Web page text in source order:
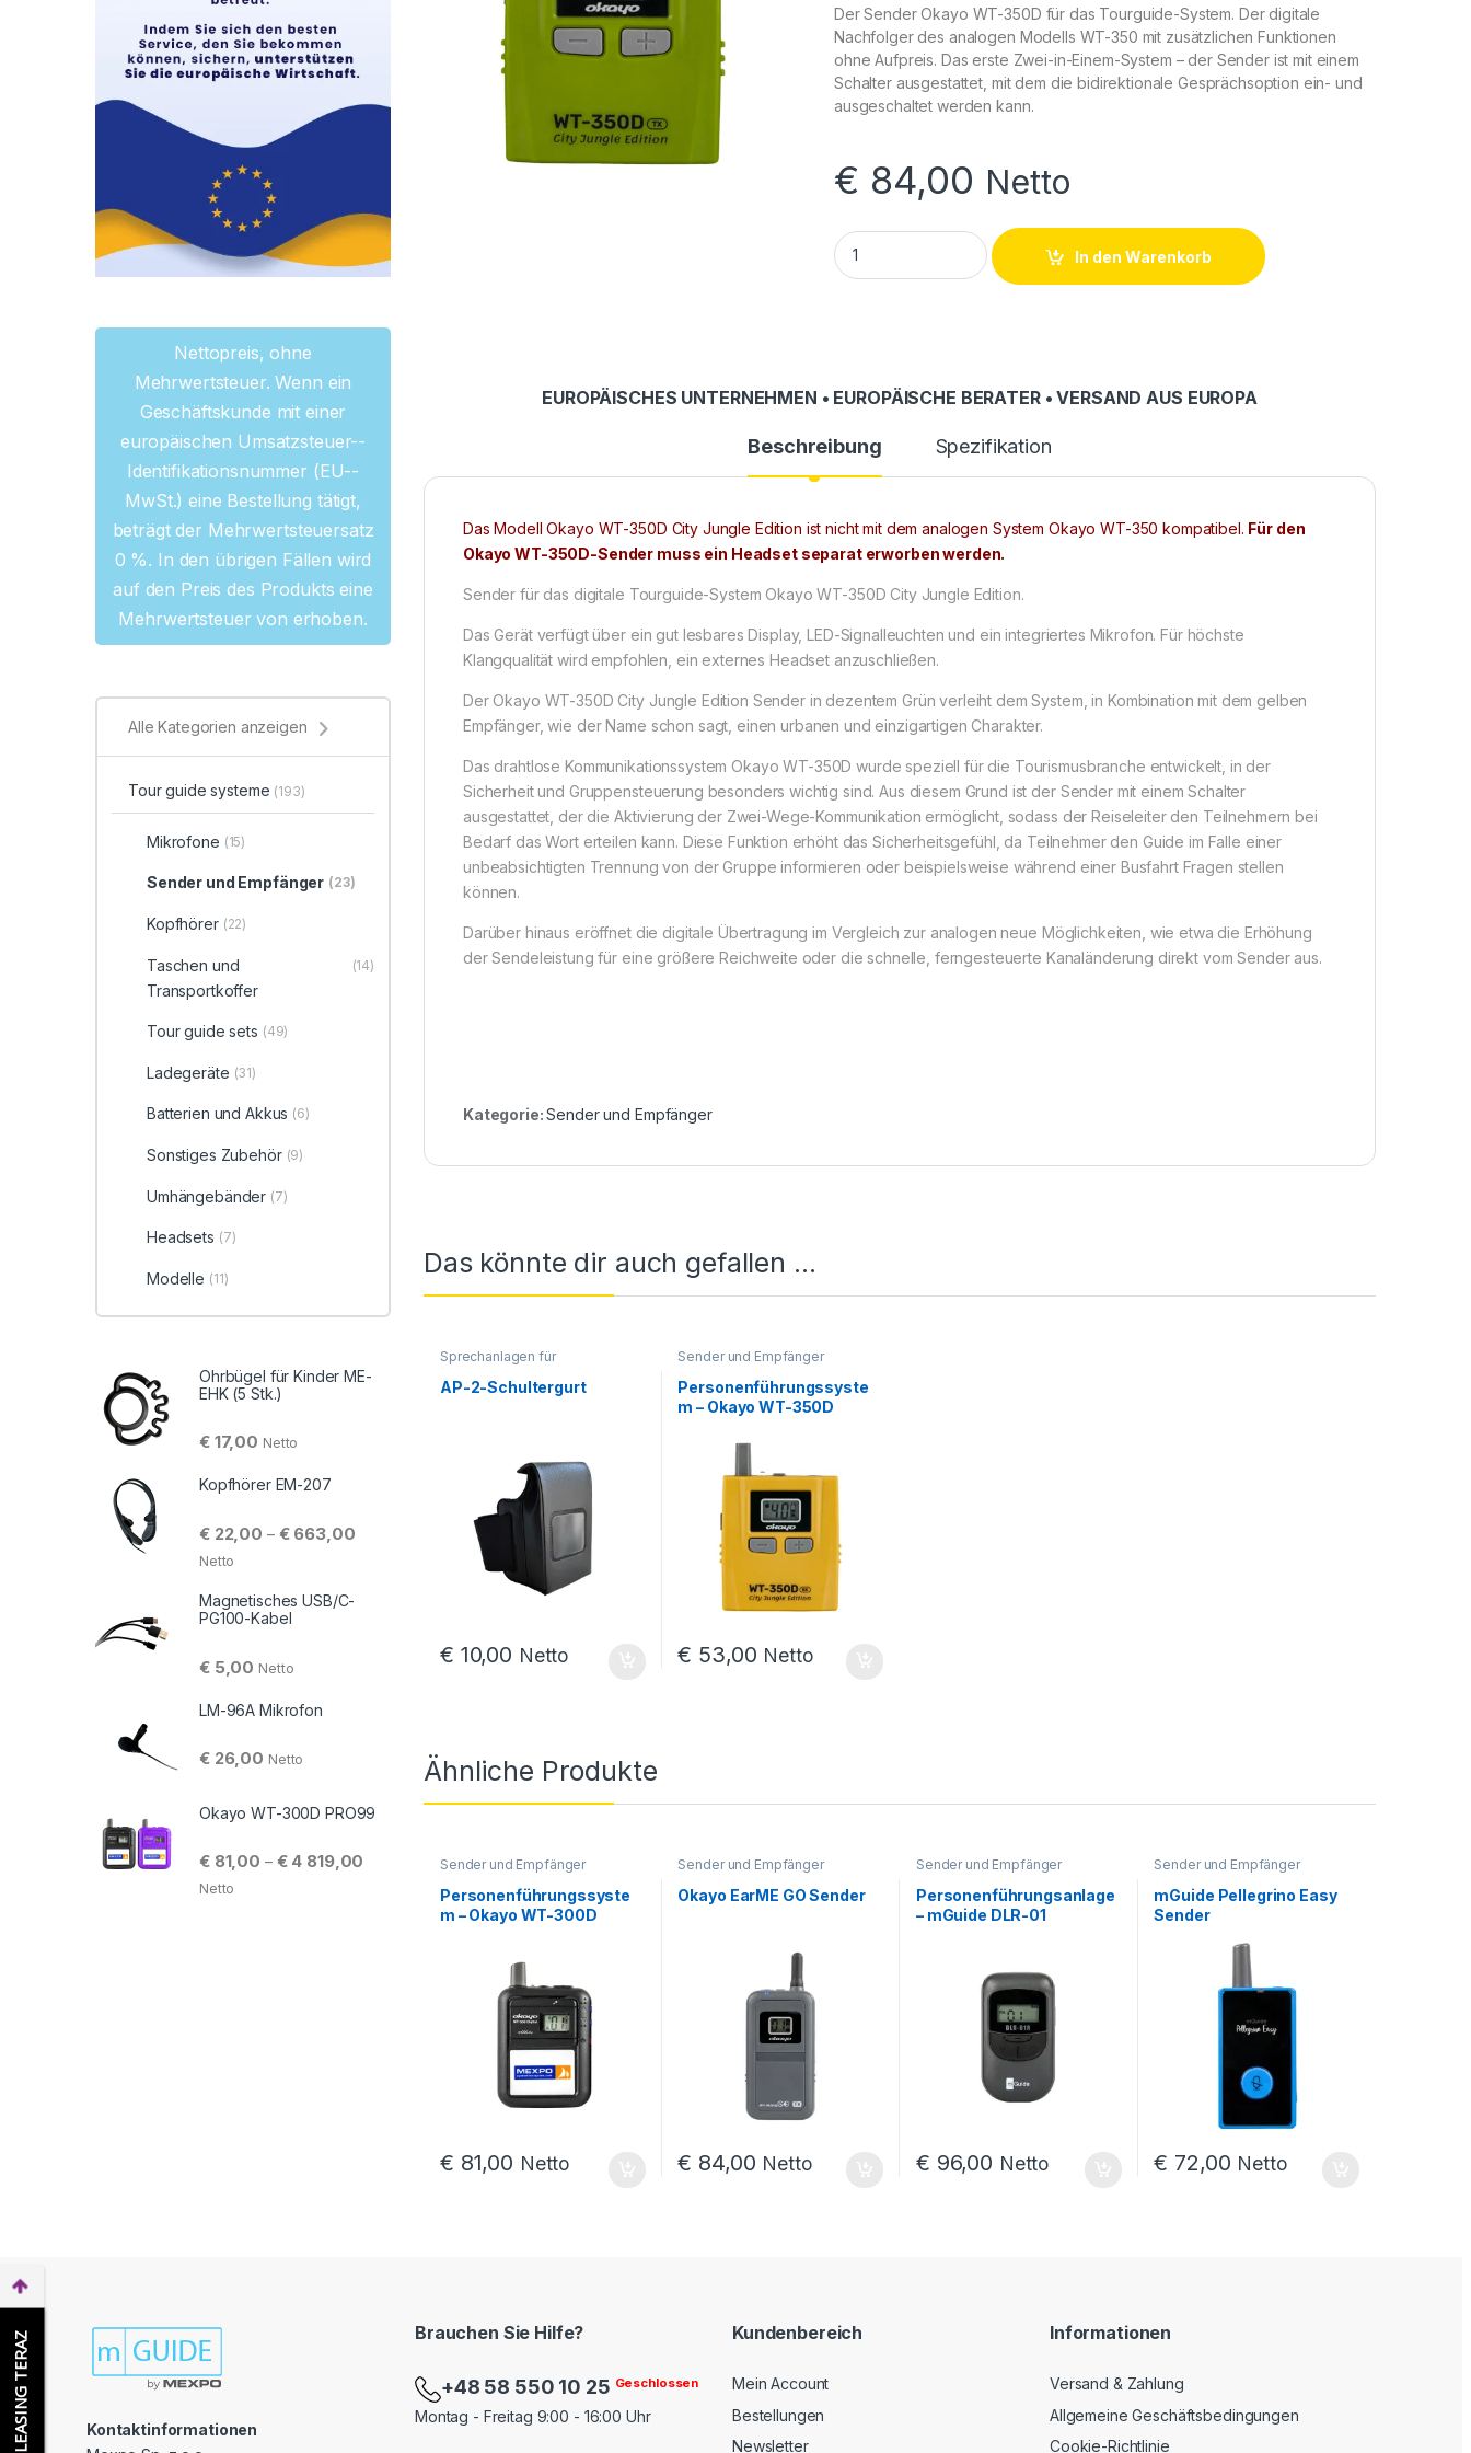
Der Sender Okayo WT-350D für das Tourguide-System. Der digitale
Nachfolger des analogen Modells WT-350 mit zusätzlichen Funktionen
ohne Aufpreis. Das erste Zwei-in-Einem-System – der Sender ist mit einem
Schalter ausgestattet, mit dem die bidirektionale Gesprächsoption ein- und
ausgeschaltet werden kann.
€ 84,00 Netto
Personenführungssystem - Okayo WT-350D Sender quantity
In den Warenkorb
EUROPÄISCHES UNTERNEHMEN • EUROPÄISCHE BERATER • VERSAND AUS EUROPA
Beschreibung Spezifikation
Das Modell Okayo WT-350D City Jungle Edition ist nicht mit dem analogen System Okayo WT-350 kompatibel. Für den
Okayo WT-350D-Sender muss ein Headset separat erworben werden.
Sender für das digitale Tourguide-System Okayo WT-350D City Jungle Edition.
Das Gerät verfügt über ein gut lesbares Display, LED-Signalleuchten und ein integriertes Mikrofon. Für höchste
Klangqualität wird empfohlen, ein externes Headset anzuschließen.
Der Okayo WT-350D City Jungle Edition Sender in dezentem Grün verleiht dem System, in Kombination mit dem gelben
Empfänger, wie der Name schon sagt, einen urbanen und einzigartigen Charakter.
Das drahtlose Kommunikationssystem Okayo WT-350D wurde speziell für die Tourismusbranche entwickelt, in der
Sicherheit und Gruppensteuerung besonders wichtig sind. Aus diesem Grund ist der Sender mit einem Schalter
ausgestattet, der die Aktivierung der Zwei-Wege-Kommunikation ermöglicht, sodass der Reiseleiter den Teilnehmern bei
Bedarf das Wort erteilen kann. Diese Funktion erhöht das Sicherheitsgefühl, da Teilnehmer den Guide im Falle einer
unbeabsichtigten Trennung von der Gruppe informieren oder beispielsweise während einer Busfahrt Fragen stellen
können.
Darüber hinaus eröffnet die digitale Übertragung im Vergleich zur analogen neue Möglichkeiten, wie etwa die Erhöhung
der Sendeleistung für eine größere Reichweite oder die schnelle, ferngesteuerte Kanaländerung direkt vom Sender aus.
Kategorie:Sender und Empfänger
Das könnte dir auch gefallen …
Sprechanlagen für
Reitsportaktivitäten
C200, Sonstiges Zubehör
AP-2-Schultergurt
€ 10,00 Netto
Sender und Empfänger
Personenführungssyste
m – Okayo WT-350D
€ 53,00 Netto
Ähnliche Produkte
Sender und Empfänger
Personenführungssyste
m – Okayo WT-300D
€ 81,00 Netto
Sender und Empfänger
Okayo EarME GO Sender
€ 84,00 Netto
Sender und Empfänger
Personenführungsanlage
– mGuide DLR-01
€ 96,00 Netto
Sender und Empfänger
mGuide Pellegrino Easy
Sender
€ 72,00 Netto
Nettopreis, ohne
Mehrwertsteuer. Wenn ein
Geschäftskunde mit einer
europäischen Umsatzsteuer--
Identifikationsnummer (EU--
MwSt.) eine Bestellung tätigt,
beträgt der Mehrwertsteuersatz
0 %. In den übrigen Fällen wird
auf den Preis des Produkts eine
Mehrwertsteuer von erhoben.
Alle Kategorien anzeigen
Tour guide systeme (193)
Mikrofone (15)
Sender und Empfänger (23)
Kopfhörer (22)
Taschen und
Transportkoffer
(14)
Tour guide sets (49)
Ladegeräte (31)
Batterien und Akkus (6)
Sonstiges Zubehör (9)
Umhängebänder (7)
Headsets (7)
Modelle (11)
Ohrbügel für Kinder ME-
EHK (5 Stk.)
€17,00 Netto
Kopfhörer EM-207
€22,00 – €663,00Preisspanne: € 22,00 bis € 663,00
Netto
Magnetisches USB/C-
PG100-Kabel
€5,00 Netto
LM-96A Mikrofon
€26,00 Netto
Okayo WT-300D PRO99
€81,00 – €4 819,00 Preisspanne: € 81,00 bis € 4 819,00
Netto
Kontaktinformationen
Brauchen Sie Hilfe?
+48 58 550 10 25 Geschlossen
Montag - Freitag 9:00 - 16:00 Uhr
Kundenbereich
Mein Account
Bestellungen
Newsletter
Informationen
Versand & Zahlung
Allgemeine Geschäftsbedingungen
Cookie-Richtlinie
WEŹ LEASING TERAZ